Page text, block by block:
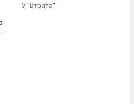
У "Втрата"